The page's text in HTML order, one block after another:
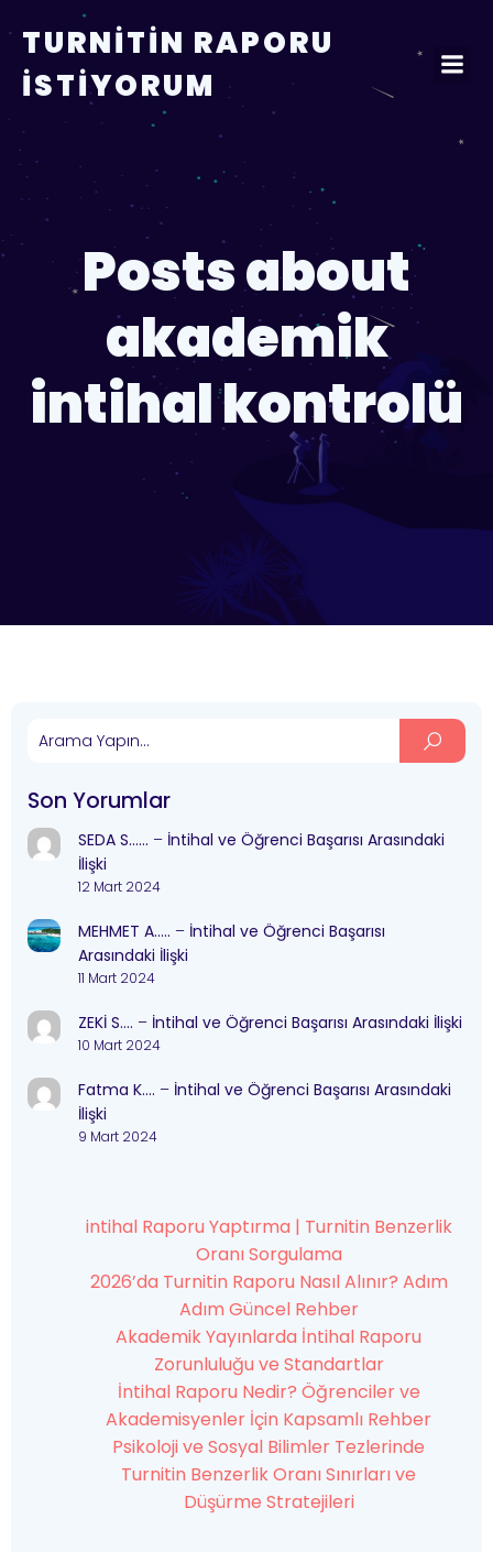
TURNITIN RAPORU
İSTIYORUM
Posts about
akademik
intihal kontrolü
Son Yorumlar
SEDA S…… – İntihal ve Öğrenci Başarısı Arasındaki
İlişki
12 Mart 2024
MEHMET A….. – İntihal ve Öğrenci Başarısı
Arasındaki İlişki
11 Mart 2024
ZEKİ S…. – İntihal ve Öğrenci Başarısı Arasındaki İlişki
10 Mart 2024
Fatma K…. – İntihal ve Öğrenci Başarısı Arasındaki
İlişki
9 Mart 2024
intihal Raporu Yaptırma | Turnitin Benzerlik
Oranı Sorgulama
2026’da Turnitin Raporu Nasıl Alınır? Adım
Adım Güncel Rehber
Akademik Yayınlarda İntihal Raporu
Zorunluluğu ve Standartlar
İntihal Raporu Nedir? Öğrenciler ve
Akademisyenler İçin Kapsamlı Rehber
Psikoloji ve Sosyal Bilimler Tezlerinde
Turnitin Benzerlik Oranı Sınırları ve
Düşürme Stratejileri